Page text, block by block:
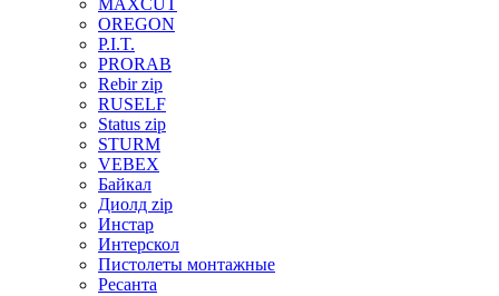
MAXCUT
OREGON
P.I.T.
PRORAB
Rebir zip
RUSELF
Status zip
STURM
VEBEX
Байкал
Диолд zip
Инстар
Интерскол
Пистолеты монтажные
Ресанта